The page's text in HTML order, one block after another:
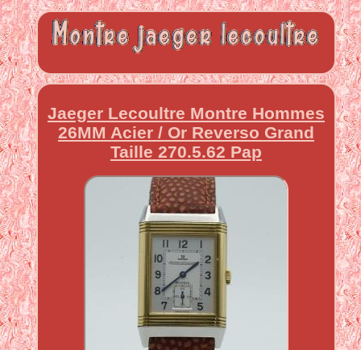
Jaeger Lecoultre Montre Hommes
26MM Acier / Or Reverso Grand
Taille 270.5.62 Pap